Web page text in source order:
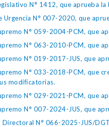
N° 1412, que aprueba
Urgencia N° 007-2020, que
N° 059-2004-PCM, que
N° 063-2010-PCM, que
N° 019-2017-JUS, que
N° 033-2018-PCM, que
modificatorias.
N° 029-2021-PCM, que
N° 007-2024-JUS, que
Directoral N° 066-2025-JUS/